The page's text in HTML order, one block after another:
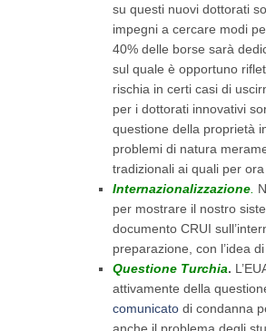
su questi nuovi dottorati
impegni a cercare modi
40% delle borse sarà
sul quale è opportuno
rischia in certi casi di
per i dottorati innovativi
questione della proprietà
problemi di natura
tradizionali ai quali per
Internazionalizzazione.
per mostrare il nostro
documento CRUI
preparazione, con l’idea
Questione Turchia.
attivamente della
comunicatodi condanna
anche il problema degli